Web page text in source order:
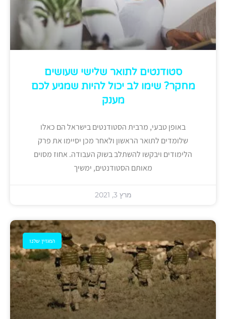
סטודנטים לתואר שלישי שעושים
מחקר? שימו לב יכול להיות שמגיע לכם
מענק
באופן טבעי, מרבית הסטודנטים בישראל הם כאלו
שלומדים לתואר הראשון ולאחר מכן יסיימו את פרק
הלימודים ויבקשו להשתלב בשוק העבודה. אחוז מסוים
מאותם הסטודנטים, ימשיך
מרץ 3, 2021
המגזין שלנו